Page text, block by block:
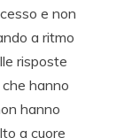
e non
a ritmo
risposte
hanno
hanno
a cuore